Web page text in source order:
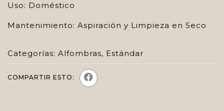
Uso: Doméstico
Mantenimiento: Aspiración y Limpieza en Seco
Categorías: Alfombras, Estándar
COMPARTIR ESTO: